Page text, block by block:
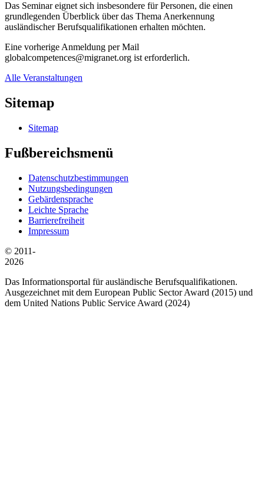
Das Seminar eignet sich insbesondere für Personen, die einen
grundlegenden Überblick über das Thema Anerkennung
ausländischer Berufsqualifikationen erhalten möchten.
Eine vorherige Anmeldung per Mail
globalcompetences@migranet.org ist erforderlich.
Alle Veranstaltungen
Sitemap
Sitemap
Fußbereichsmenü
Datenschutzbestimmungen
Nutzungsbedingungen
Gebärdensprache
Leichte Sprache
Barrierefreiheit
Impressum
© 2011-
2026
Das Informationsportal für ausländische Berufsqualifikationen.
Ausgezeichnet mit dem European Public Sector Award (2015) und
dem United Nations Public Service Award (2024)